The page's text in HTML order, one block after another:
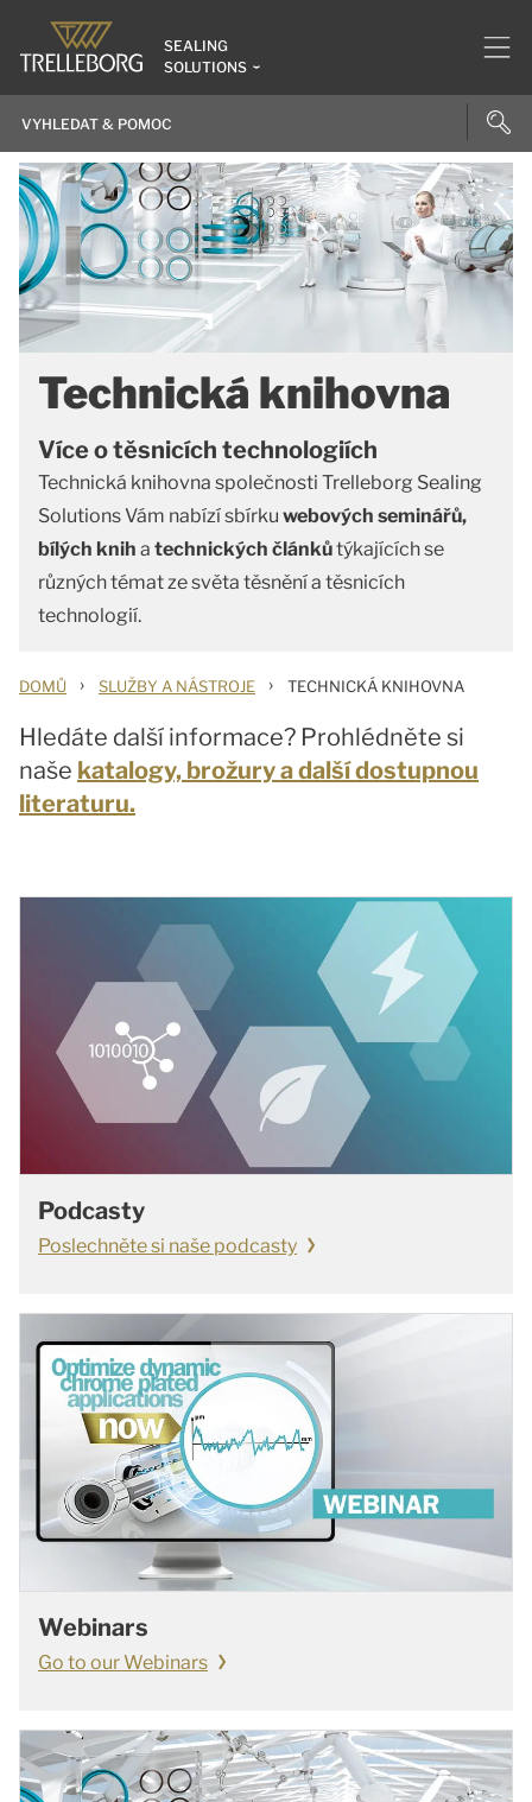
SEALING
SOLUTIONS
Technická knihovna
Více o těsnicích technologiích
Technická knihovna společnosti Trelleborg Sealing
Solutions Vám nabízí sbírku webových seminářů,
bílých knih a technických článkůtýkajících se
různých témat ze světa těsnění a těsnicích
technologií.
DOMŮ › SLUŽBY A NÁSTROJE › TECHNICKÁ KNIHOVNA
Hledáte další informace? Prohlédněte si
naše katalogy, brožury a další dostupnou
literaturu.
Podcasty
Poslechněte si naše podcasty
Webinars
Go to our Webinars